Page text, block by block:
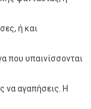
ή και
που υπαινίσσονται
να αγαπήσεις. Η